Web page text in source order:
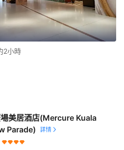
2小時
美居酒店(Mercure Kuala
Parade)